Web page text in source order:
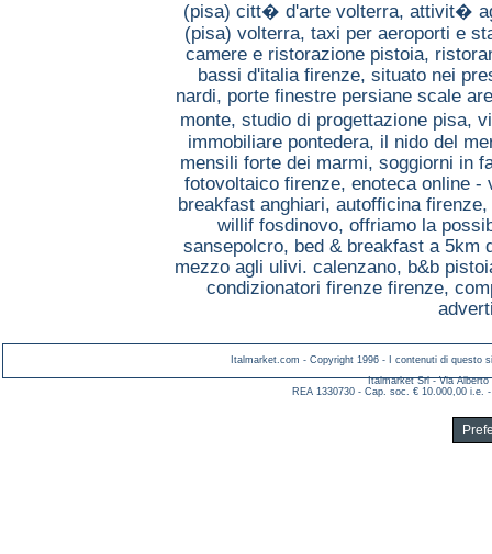
(pisa) citt� d'arte volterra, attivit�
(pisa) volterra, taxi per aeroporti e
camere e ristorazione pistoia,
bassi d'italia firenze, situato nei
nardi, porte finestre persiane scale
monte, studio di progettazione pisa,
immobiliare pontedera, il nido del
mensili forte dei marmi, soggiorni in
fotovoltaico firenze, enoteca online
breakfast anghiari, autofficina firenze,
willif fosdinovo, offriamo la
sansepolcro, bed & breakfast a 5km
mezzo agli ulivi. calenzano, b&b
condizionatori firenze firenze,
Italmarket.com - Copyright 1996 - I contenuti di questo
Italmarket Srl - Via Alberto
REA 1330730 - Cap. soc. € 10.000,00 i.e.